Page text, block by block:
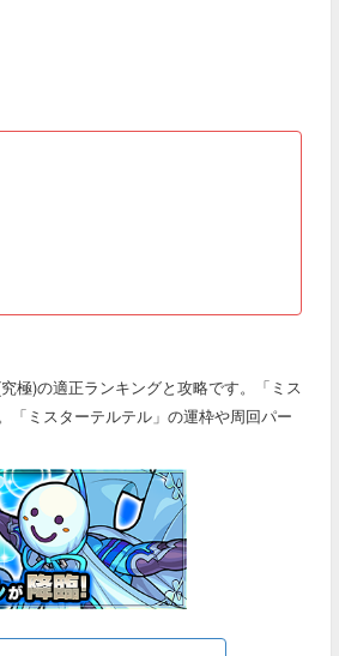
極)の適正ランキングと攻略です。「ミス
「ミスターテルテル」の運枠や周回パー